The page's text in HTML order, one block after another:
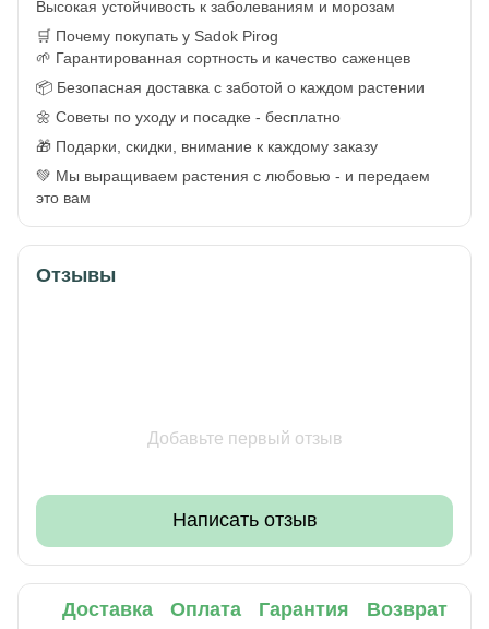
Высокая устойчивость к заболеваниям и морозам
🛒 Почему покупать у Sadok Pirog
🌱 Гарантированная сортность и качество саженцев
📦 Безопасная доставка с заботой о каждом растении
🌼 Советы по уходу и посадке - бесплатно
🎁 Подарки, скидки, внимание к каждому заказу
💚 Мы выращиваем растения с любовью - и передаем
это вам
Отзывы
Добавьте первый отзыв
Написать отзыв
Доставка Оплата Гарантия Возврат